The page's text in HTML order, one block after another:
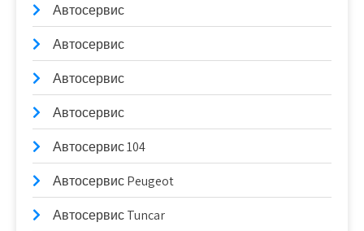
Автосервис
Автосервис
Автосервис
Автосервис
Автосервис 104
Автосервис Peugeot
Автосервис Tuncar